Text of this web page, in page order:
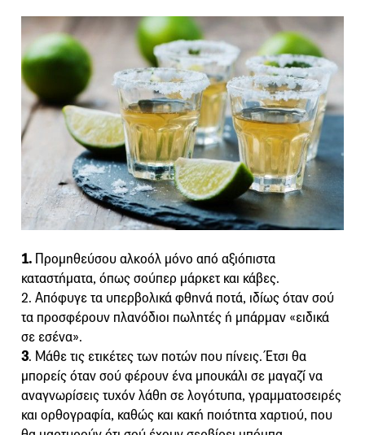
1. Προμηθεύσου αλκοόλ μόνο από αξιόπιστα
καταστήματα, όπως σούπερ μάρκετ και κάβες.
2. Απόφυγε τα υπερβολικά φθηνά ποτά, ιδίως όταν σού
τα προσφέρουν πλανόδιοι πωλητές ή μπάρμαν «ειδικά
σε εσένα».
3. Μάθε τις ετικέτες των ποτών που πίνεις. Έτσι θα
μπορείς όταν σού φέρουν ένα μπουκάλι σε μαγαζί να
αναγνωρίσεις τυχόν λάθη σε λογότυπα, γραμματοσειρές
και ορθογραφία, καθώς και κακή ποιότητα χαρτιού, που